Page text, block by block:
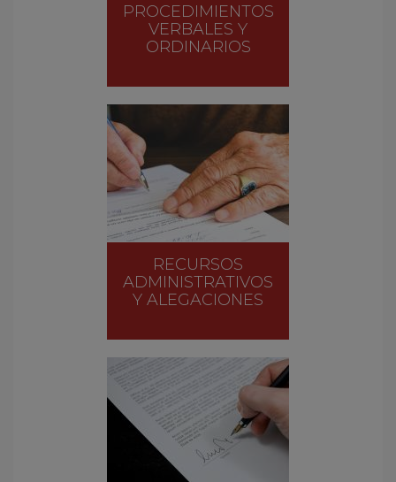
PROCEDIMIENTOS
VERBALES Y
ORDINARIOS
RECURSOS
ADMINISTRATIVOS
Y ALEGACIONES